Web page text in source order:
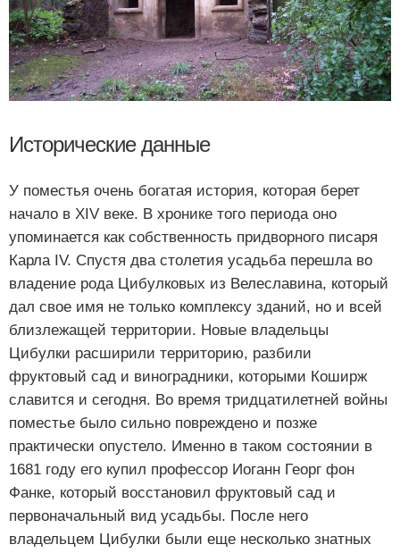
Исторические данные
У поместья очень богатая история, которая берет
начало в XIV веке. В хронике того периода оно
упоминается как собственность придворного писаря
Карла IV. Спустя два столетия усадьба перешла во
владение рода Цибулковых из Велеславина, который
дал свое имя не только комплексу зданий, но и всей
близлежащей территории. Новые владельцы
Цибулки расширили территорию, разбили
фруктовый сад и виноградники, которыми Коширж
славится и сегодня. Во время тридцатилетней войны
поместье было сильно повреждено и позже
практически опустело. Именно в таком состоянии в
1681 году его купил профессор Иоганн Георг фон
Фанке, который восстановил фруктовый сад и
первоначальный вид усадьбы. После него
владельцем Цибулки были еще несколько знатных